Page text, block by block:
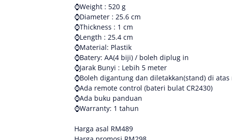
⌚Weight : 520 g
⌚Diameter : 25.6 cm
⌚Thickness : 1 cm
⌚Length : 25.4 cm
⌚️Material: Plastik
⌚️Batery: AA(4 biji) / boleh diplug in
⌚️Jarak Bunyi : Lebih 5 meter
⌚️Boleh digantung dan diletakkan(stand) di atas
⌚️Ada remote control (bateri bulat CR2430)
⌚️Ada buku panduan
⌚️Warranty: 1 tahun
Harga asal RM489